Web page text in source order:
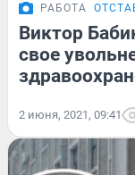
РАБОТА
Виктор
свое
2 июня, 2021, 09:41